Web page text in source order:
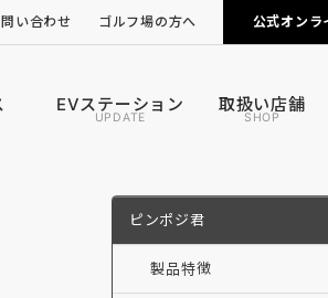
い合わせ ゴルフ場の方へ
カートナビの導入について
公式オンラ
EVステーション
UPDATE
取扱い店舗
SHOP
ピンポジ君
製品特徴